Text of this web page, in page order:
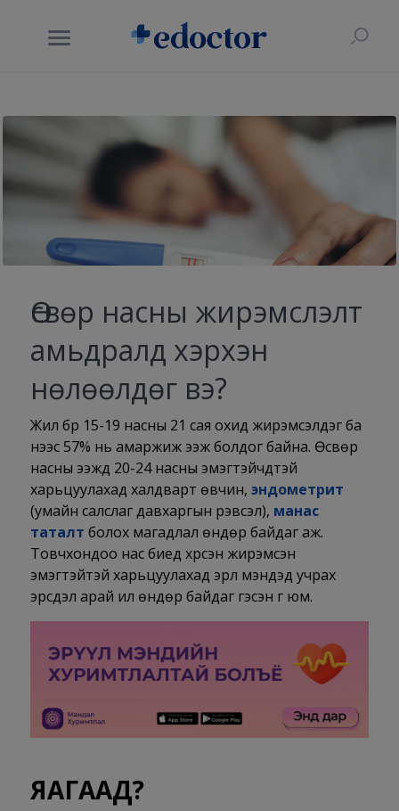
Өсвөр насны жирэмслэлт
амьдралд хэрхэн
нөлөөлдөг вэ?
Жил бүр 15-19 насны 21 сая охид жирэмсэлдэг ба
үүнээс 57% нь амаржиж ээж болдог байна. Өсвөр
насны ээжүүд 20-24 насны эмэгтэйчүүдтэй
харьцуулахад халдварт өвчин, эндометрит
(умайн салслаг давхаргын үрэвсэл), манас
таталт болох магадлал өндөр байдаг аж.
Товчхондоо нас биед хүрсэн жирэмсэн
эмэгтэйтэй харьцуулахад эрүүл мэндэд учрах
эрсдэл арай илүү өндөр байдаг гэсэн үг юм.
ЯАГААД?